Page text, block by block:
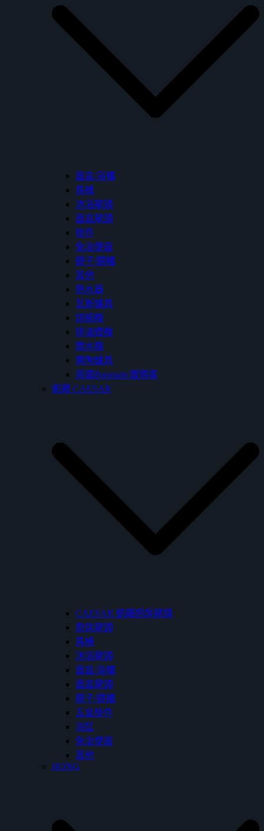
面盆/浴櫃
馬桶
沐浴龍頭
面盆龍頭
掛件
免治便座
鏡子/鏡櫃
其他
熱水器
瓦斯爐具
烘碗機
排油煙機
開水機
電陶爐具
英國Baumatic寶瑪客
凱撒 CAESAR
CAESAR 凱薩廚房龍頭
廚房龍頭
馬桶
沐浴龍頭
面盆/浴櫃
面盆龍頭
鏡子/鏡櫃
五金掛件
浴缸
免治便座
其他
HONG